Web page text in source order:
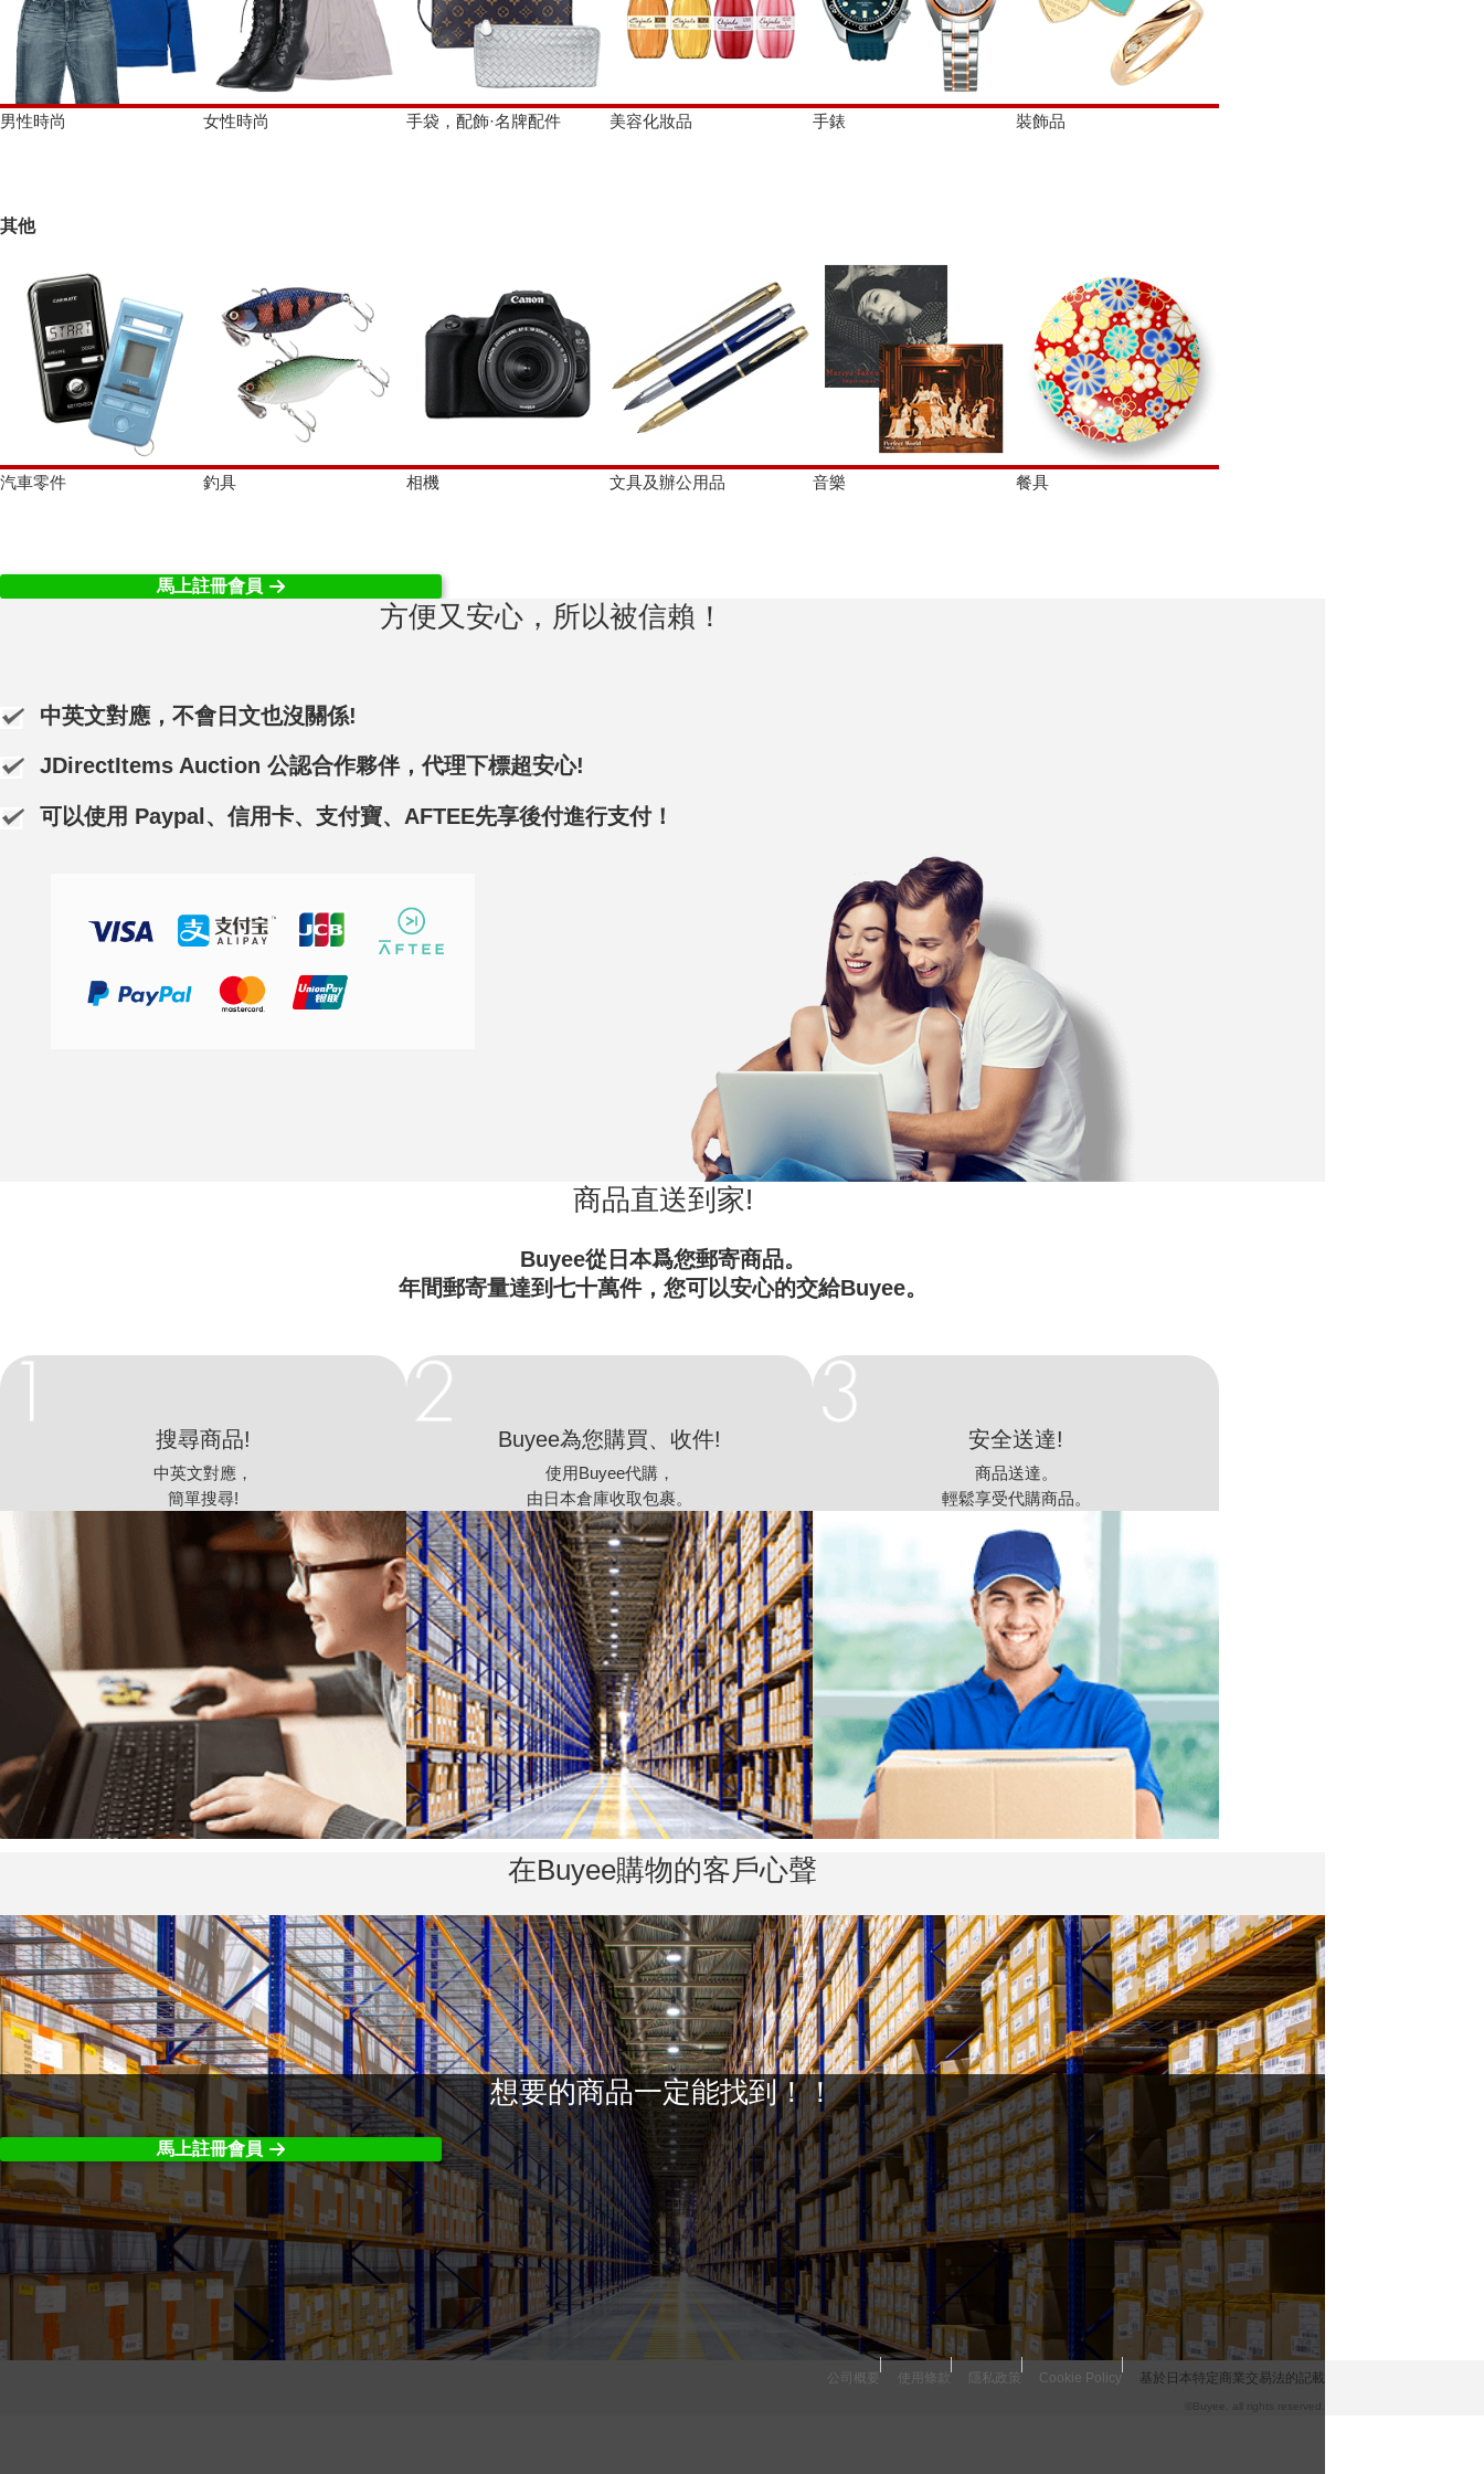
男性時尚 女性時尚 手袋，配飾·名牌配件 美容化妝品 手錶 裝飾品
其他
汽車零件 釣具 相機 文具及辦公用品 音樂 餐具
馬上註冊會員
方便又安心，所以被信賴！
中英文對應，不會日文也沒關係!
JDirectItems Auction 公認合作夥伴，代理下標超安心!
可以使用 Paypal、信用卡、支付寶、AFTEE先享後付進行支付！
商品直送到家!
Buyee從日本爲您郵寄商品。
年間郵寄量達到七十萬件，您可以安心的交給Buyee。
搜尋商品!
中英文對應，
簡單搜尋!
Buyee為您購買、收件!
使用Buyee代購，
由日本倉庫收取包裹。
安全送達!
商品送達。
輕鬆享受代購商品。
在Buyee購物的客戶心聲
想要的商品一定能找到！！
馬上註冊會員
公司概要 使用條款 隱私政策 Cookie Policy 基於日本特定商業交易法的記載
©Buyee. all rights reserved.